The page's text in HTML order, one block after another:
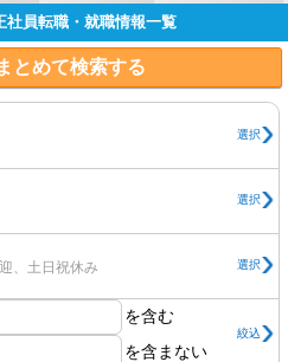
社員転職・就職情報一覧
とめて検索する
選択
選択
、土日祝休み 選択
を含む
を含まない
絞込